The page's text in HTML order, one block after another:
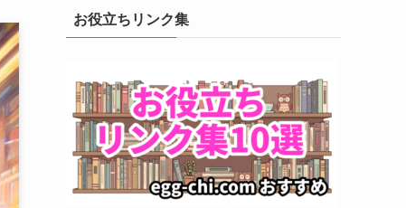
お役立ちリンク集